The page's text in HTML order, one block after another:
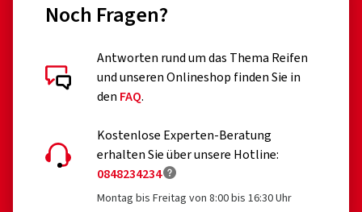
Noch Fragen?
Antworten rund um das Thema Reifen
und unseren Onlineshop finden Sie in
den FAQ.
Kostenlose Experten-Beratung
erhalten Sie über unsere Hotline:
0848234234
Montag bis Freitag von 8:00 bis 16:30 Uhr